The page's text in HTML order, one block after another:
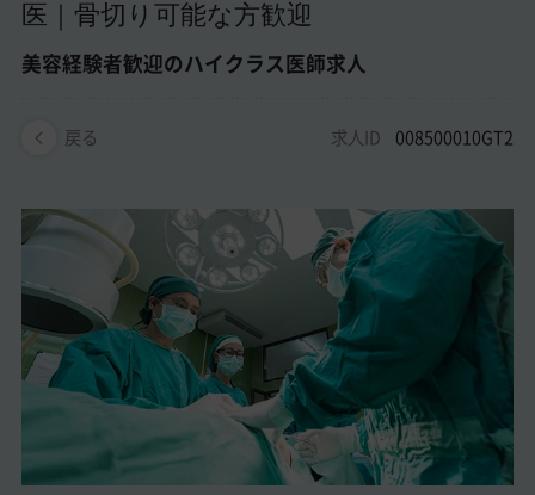
ドクターコネクトの強み
非常勤・アルバイト求人一覧
美容医療医師の転職お役立ちコンテンツ
美容クリニック見学・研修情報
美容外科・美容皮膚科の医師転職体験談
美容クリニックインタビュー
医｜骨切り可能な方歓迎
美容経験者歓迎のハイクラス医師求人
戻る 求人ID 008500010GT2